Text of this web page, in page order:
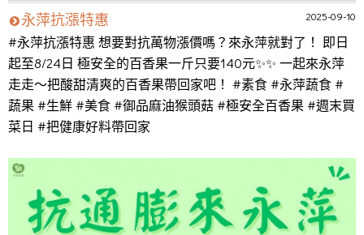
2025-09-10
永萍抗漲特惠
#永萍抗漲特惠 想要對抗萬物漲價嗎？來永萍就對了！ 即日
起至8/24日 極安全的百香果一斤只要140元✨✨ 一起來永萍
走走〜把酸甜清爽的百香果帶回家吧！ #素食 #永萍蔬食 #
蔬果 #生鮮 #美食 #御品麻油猴頭菇 #極安全百香果 #週末買
菜日 #把健康好料帶回家